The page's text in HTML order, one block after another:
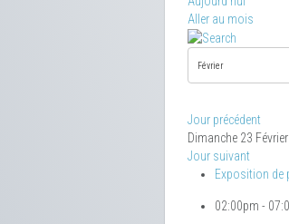
Aller au mois
Jour précédent
Dimanche 23
Jour suivant
Exposition de
02:00pm -